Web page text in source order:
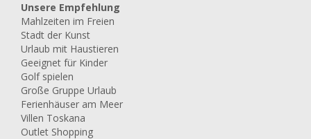
Unsere Empfehlung
Mahlzeiten im Freien
Stadt der Kunst
Urlaub mit Haustieren
Geeignet für Kinder
Golf spielen
Große Gruppe Urlaub
Ferienhäuser am Meer
Villen Toskana
Outlet Shopping